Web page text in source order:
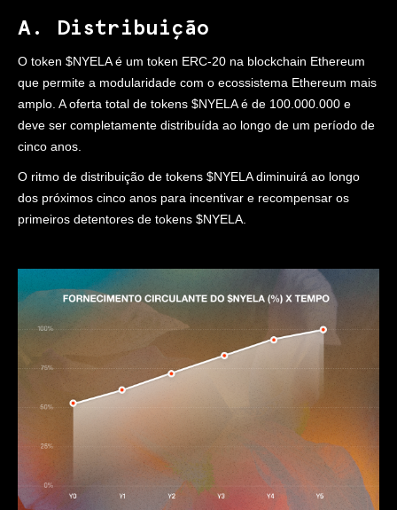
A. Distribuição
O token $NYELA é um token ERC-20 na blockchain Ethereum
que permite a modularidade com o ecossistema Ethereum mais
amplo. A oferta total de tokens $NYELA é de 100.000.000 e
deve ser completamente distribuída ao longo de um período de
cinco anos.
O ritmo de distribuição de tokens $NYELA diminuirá ao longo
dos próximos cinco anos para incentivar e recompensar os
primeiros detentores de tokens $NYELA.